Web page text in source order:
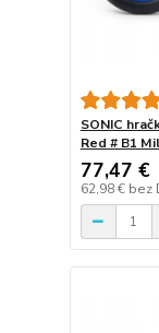
SONIC
Red # B1 Mil
77,47 €
62,98 € bez